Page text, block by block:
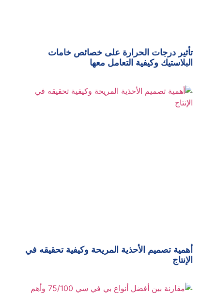
تأثير درجات الحرارة على خصائص خامات
البلاستيك وكيفية التعامل معها
أهمية تصميم الأحذية المريحة وكيفية تحقيقه في
الإنتاج